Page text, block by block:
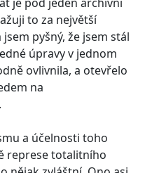
to za největší
pyšný, že jsem stál
úpravy v jednom
ovlivnila, a otevřelo
na
a účelnosti toho
represe totalitního